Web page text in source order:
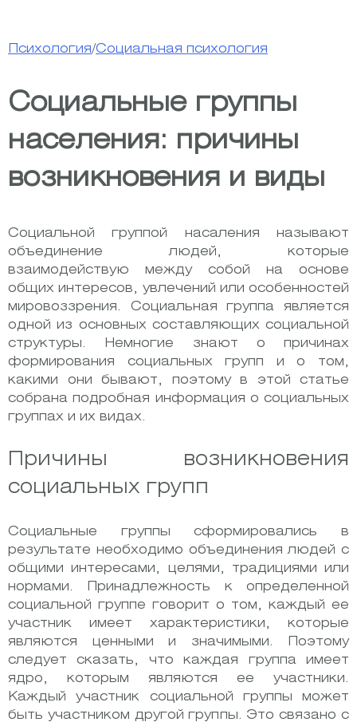
Психология/Социальная психология
Социальные группы
населения: причины
возникновения и виды
Социальной группой насаления называют
объединение людей, которые
взаимодействую между собой на основе
общих интересов, увлечений или особенностей
мировоззрения. Социальная группа является
одной из основных составляющих социальной
структуры. Немногие знают о причинах
формирования социальных групп и о том,
какими они бывают, поэтому в этой статье
собрана подробная информация о социальных
группах и их видах.
Причины возникновения
социальных групп
Социальные группы сформировались в
результате необходимо объединения людей с
общими интересами, целями, традициями или
нормами. Принадлежность к определенной
социальной группе говорит о том, каждый ее
участник имеет характеристики, которые
являются ценными и значимыми. Поэтому
следует сказать, что каждая группа имеет
ядро, которым являются ее участники.
Каждый участник социальной группы может
быть участником другой группы. Это связано с